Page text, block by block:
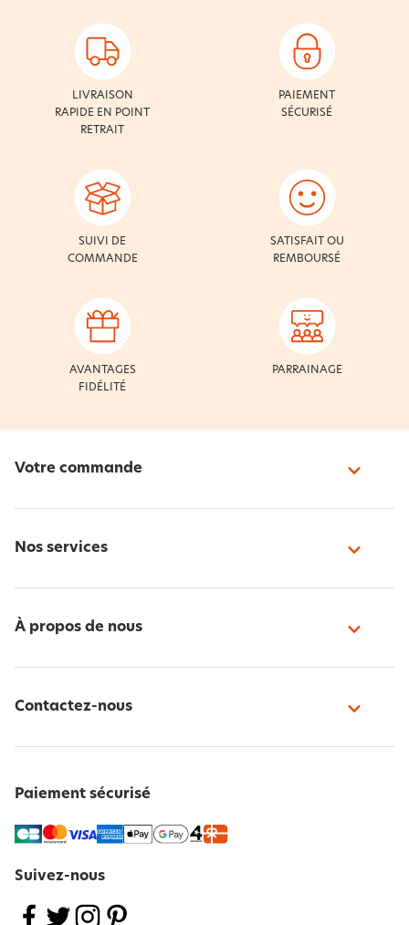
LIVRAISON
RAPIDE EN POINT
RETRAIT
PAIEMENT
SÉCURISÉ
SUIVI DE
COMMANDE
SATISFAIT OU
REMBOURSÉ
AVANTAGES
FIDÉLITÉ
PARRAINAGE
Votre commande
Nos services
À propos de nous
Contactez-nous
Paiement sécurisé
Suivez-nous